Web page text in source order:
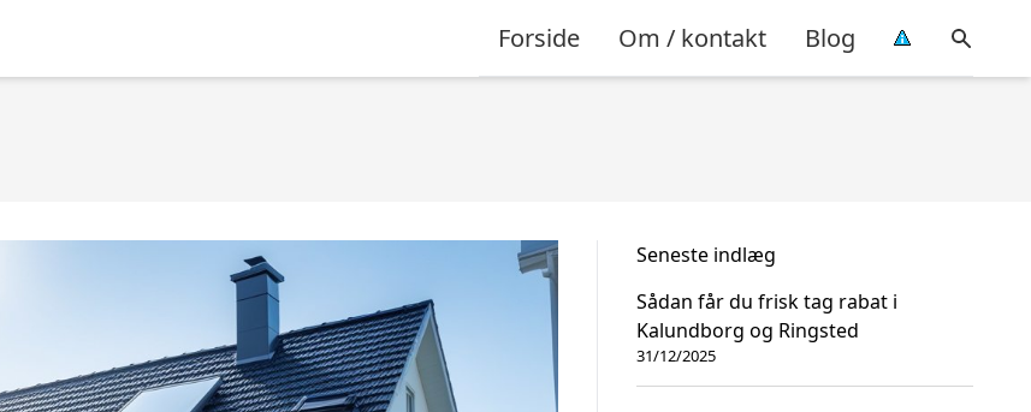
Forside Om / kontakt Blog
Seneste indlæg
Sådan får du frisk tag rabat i
Kalundborg og Ringsted
31/12/2025